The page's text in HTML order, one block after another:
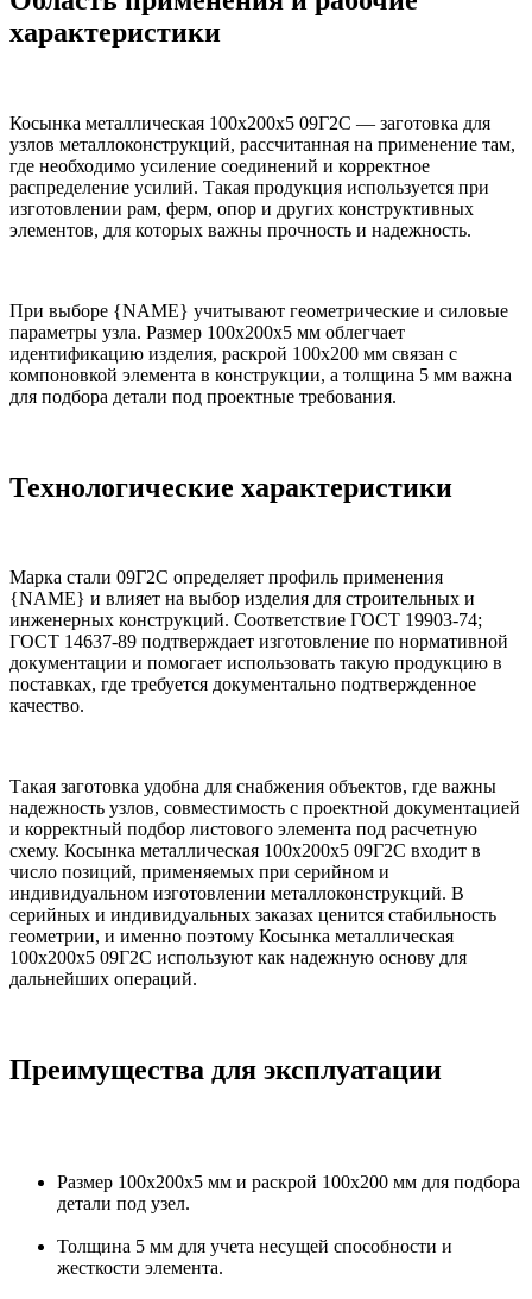
характеристики
Косынка металлическая 100х200х5 09Г2С — заготовка для
узлов металлоконструкций, рассчитанная на применение там,
где необходимо усиление соединений и корректное
распределение усилий. Такая продукция используется при
изготовлении рам, ферм, опор и других конструктивных
элементов, для которых важны прочность и надежность.
При выборе {NAME} учитывают геометрические и силовые
параметры узла. Размер 100х200х5 мм облегчает
идентификацию изделия, раскрой 100х200 мм связан с
компоновкой элемента в конструкции, а толщина 5 мм важна
для подбора детали под проектные требования.
Технологические характеристики
Марка стали 09Г2С определяет профиль применения
{NAME} и влияет на выбор изделия для строительных и
инженерных конструкций. Соответствие ГОСТ 19903-74;
ГОСТ 14637-89 подтверждает изготовление по нормативной
документации и помогает использовать такую продукцию в
поставках, где требуется документально подтвержденное
качество.
Такая заготовка удобна для снабжения объектов, где важны
надежность узлов, совместимость с проектной документацией
и корректный подбор листового элемента под расчетную
схему. Косынка металлическая 100х200х5 09Г2С входит в
число позиций, применяемых при серийном и
индивидуальном изготовлении металлоконструкций. В
серийных и индивидуальных заказах ценится стабильность
геометрии, и именно поэтому Косынка металлическая
100х200х5 09Г2С используют как надежную основу для
дальнейших операций.
Преимущества для эксплуатации
Размер 100х200х5 мм и раскрой 100х200 мм для подбора
детали под узел.
Толщина 5 мм для учета несущей способности и
жесткости элемента.